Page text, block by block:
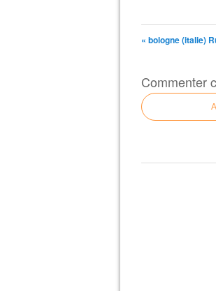
« bologne (italie)
Commenter